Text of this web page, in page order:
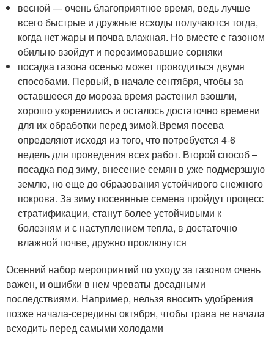
весной — очень благоприятное время, ведь лучше
всего быстрые и дружные всходы получаются тогда,
когда нет жары и почва влажная. Но вместе с газоном
обильно взойдут и перезимовавшие сорняки
посадка газона осенью может проводиться двумя
способами. Первый, в начале сентября, чтобы за
оставшееся до мороза время растения взошли,
хорошо укоренились и осталось достаточно времени
для их обработки перед зимой.Время посева
определяют исходя из того, что потребуется 4-6
недель для проведения всех работ. Второй способ –
посадка под зиму, внесение семян в уже подмерзшую
землю, но еще до образования устойчивого снежного
покрова. За зиму посеянные семена пройдут процесс
стратификации, станут более устойчивыми к
болезням и с наступлением тепла, в достаточно
влажной почве, дружно проклюнутся
Осенний набор мероприятий по уходу за газоном очень
важен, и ошибки в нем чреваты досадными
последствиями. Например, нельзя вносить удобрения
позже начала-середины октября, чтобы трава не начала
всходить перед самыми холодами